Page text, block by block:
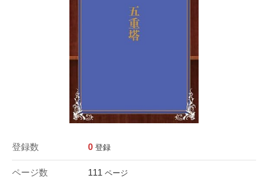
登録数 0 登録
ページ数 111 ページ